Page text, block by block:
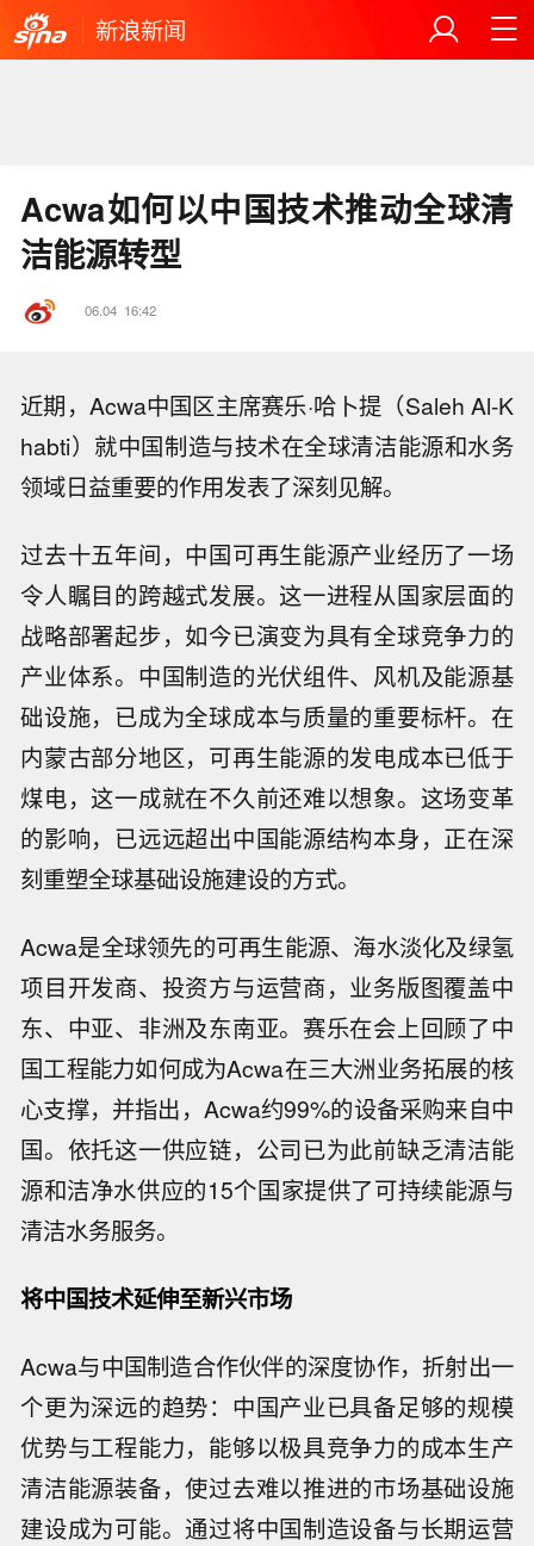
新浪新闻
Acwa如何以中国技术推动全球清
洁能源转型
06.04 16:42
近期，Acwa中国区主席赛乐·哈卜提（Saleh Al-K
habti）就中国制造与技术在全球清洁能源和水务
领域日益重要的作用发表了深刻见解。
过去十五年间，中国可再生能源产业经历了一场
令人瞩目的跨越式发展。这一进程从国家层面的
战略部署起步，如今已演变为具有全球竞争力的
产业体系。中国制造的光伏组件、风机及能源基
础设施，已成为全球成本与质量的重要标杆。在
内蒙古部分地区，可再生能源的发电成本已低于
煤电，这一成就在不久前还难以想象。这场变革
的影响，已远远超出中国能源结构本身，正在深
刻重塑全球基础设施建设的方式。
Acwa是全球领先的可再生能源、海水淡化及绿氢
项目开发商、投资方与运营商，业务版图覆盖中
东、中亚、非洲及东南亚。赛乐在会上回顾了中
国工程能力如何成为Acwa在三大洲业务拓展的核
心支撑，并指出，Acwa约99%的设备采购来自中
国。依托这一供应链，公司已为此前缺乏清洁能
源和洁净水供应的15个国家提供了可持续能源与
清洁水务服务。
将中国技术延伸至新兴市场
Acwa与中国制造合作伙伴的深度协作，折射出一
个更为深远的趋势：中国产业已具备足够的规模
优势与工程能力，能够以极具竞争力的成本生产
清洁能源装备，使过去难以推进的市场基础设施
建设成为可能。通过将中国制造设备与长期运营